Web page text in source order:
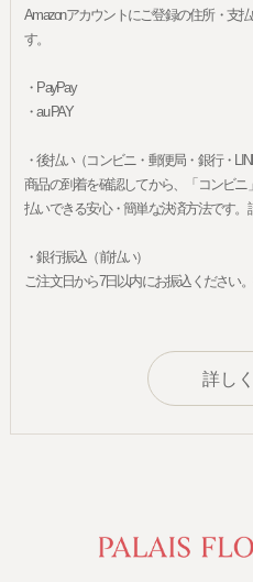
Amazonアカウントにご登録の住所・支
す。
・PayPay
・au PAY
・後払い（コンビニ・郵便局・銀行・
商品の到着を確認してから、「コンビニ
払いできる安心・簡単な決済方法です。
・銀行振込（前払い）
ご注文日から7日以内にお振込ください
詳し